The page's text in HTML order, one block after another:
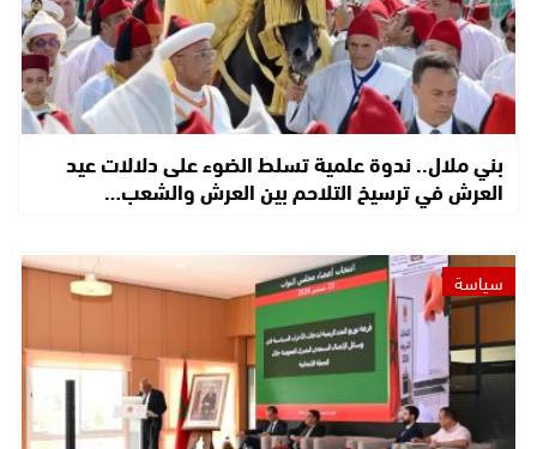
بني ملال.. ندوة علمية تسلط الضوء على دلالات عيد
العرش في ترسيخ التلاحم بين العرش والشعب…
سياسة